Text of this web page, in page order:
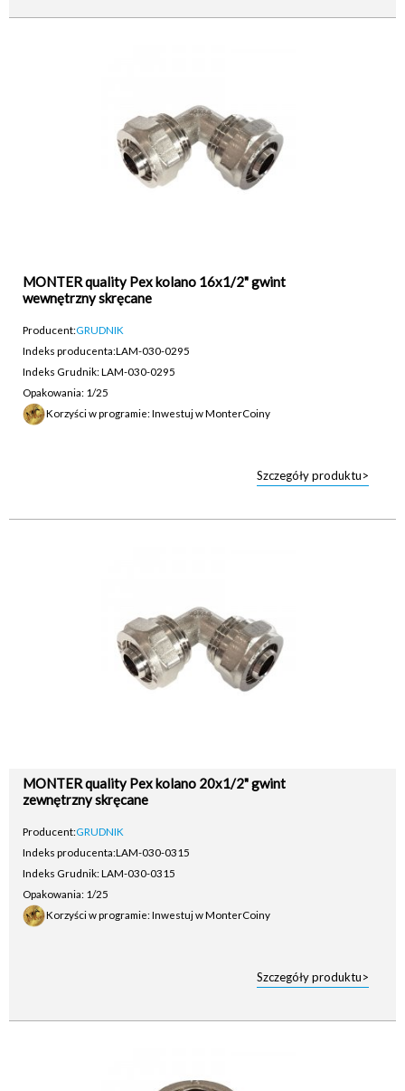
MONTER quality Pex kolano 16x1/2" gwint
wewnętrzny skręcane
Producent:GRUDNIK
Indeks producenta:LAM-030-0295
Indeks Grudnik: LAM-030-0295
Opakowania: 1/25
Korzyści w programie: Inwestuj w MonterCoiny
Szczegóły produktu>
MONTER quality Pex kolano 20x1/2" gwint
zewnętrzny skręcane
Producent:GRUDNIK
Indeks producenta:LAM-030-0315
Indeks Grudnik: LAM-030-0315
Opakowania: 1/25
Korzyści w programie: Inwestuj w MonterCoiny
Szczegóły produktu>